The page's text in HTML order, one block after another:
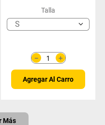
Talla
S
＋
－
Agregar Al Carro
Más